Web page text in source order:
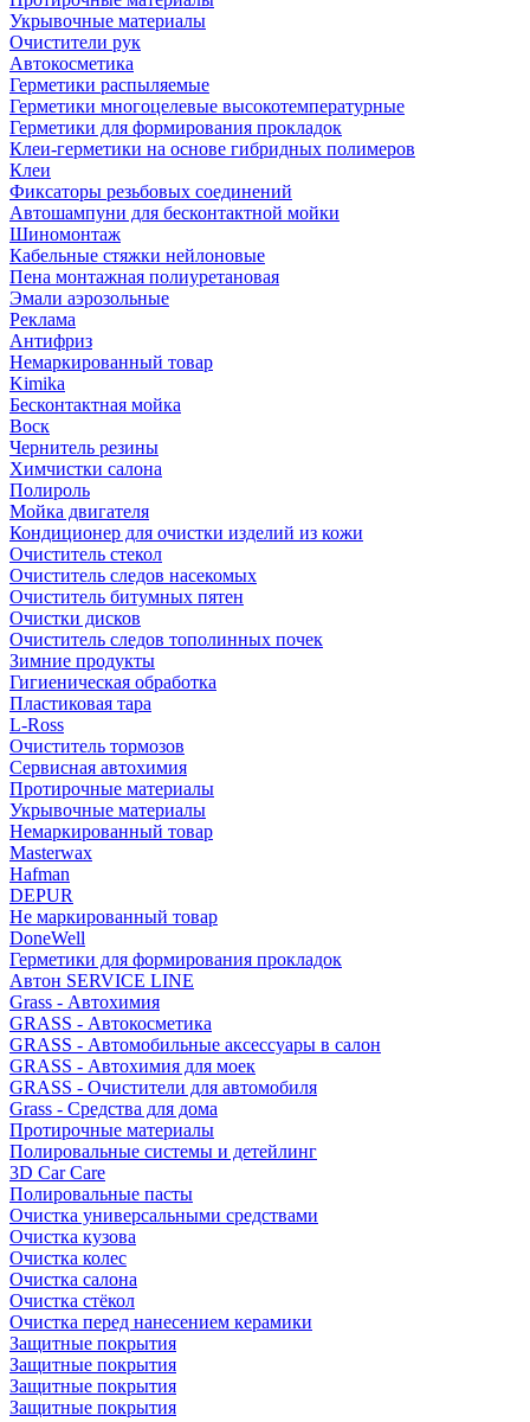
Укрывочные материалы
Очистители рук
Автокосметика
Герметики распыляемые
Герметики многоцелевые высокотемпературные
Герметики для формирования прокладок
Клеи-герметики на основе гибридных полимеров
Клеи
Фиксаторы резьбовых соединений
Автошампуни для бесконтактной мойки
Шиномонтаж
Кабельные стяжки нейлоновые
Пена монтажная полиуретановая
Эмали аэрозольные
Реклама
Антифриз
Немаркированный товар
Kimika
Бесконтактная мойка
Воск
Чернитель резины
Химчистки салона
Полироль
Мойка двигателя
Кондиционер для очистки изделий из кожи
Очиститель стекол
Очиститель следов насекомых
Очиститель битумных пятен
Очистки дисков
Очиститель следов тополинных почек
Зимние продукты
Гигиеническая обработка
Пластиковая тара
L-Ross
Очиститель тормозов
Сервисная автохимия
Протирочные материалы
Укрывочные материалы
Немаркированный товар
Masterwax
Hafman
DEPUR
Не маркированный товар
DoneWell
Герметики для формирования прокладок
Автон SERVICE LINE
Grass - Автохимия
GRASS - Автокосметика
GRASS - Автомобильные аксессуары в салон
GRASS - Автохимия для моек
GRASS - Очистители для автомобиля
Grass - Средства для дома
Протирочные материалы
Полировальные системы и детейлинг
3D Car Care
Полировальные пасты
Очистка универсальными средствами
Очистка кузова
Очистка колес
Очистка салона
Очистка стёкол
Очистка перед нанесением керамики
Защитные покрытия
Защитные покрытия
Защитные покрытия
Защитные покрытия